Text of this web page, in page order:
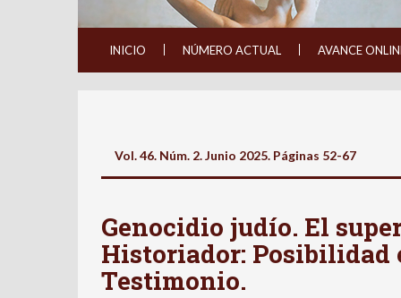
INICIO NÚMERO ACTUAL AVANCE
Vol. 46. Núm. 2. Junio 2025. Páginas 52-67
Genocidio judío. El
Historiador: Posibilidad
Testimonio.